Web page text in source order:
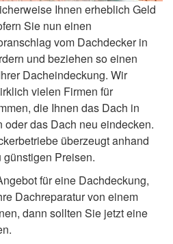
Ihnen erheblich Geld
Sie nun einen
vom Dachdecker in
und beziehen so einen
Dacheindeckung. Wir
vielen Firmen für
die Ihnen das Dach in
das Dach neu eindecken.
überzeugt anhand
Preisen.
für eine Dachdeckung,
Dachreparatur von einem
dann sollten Sie jetzt eine